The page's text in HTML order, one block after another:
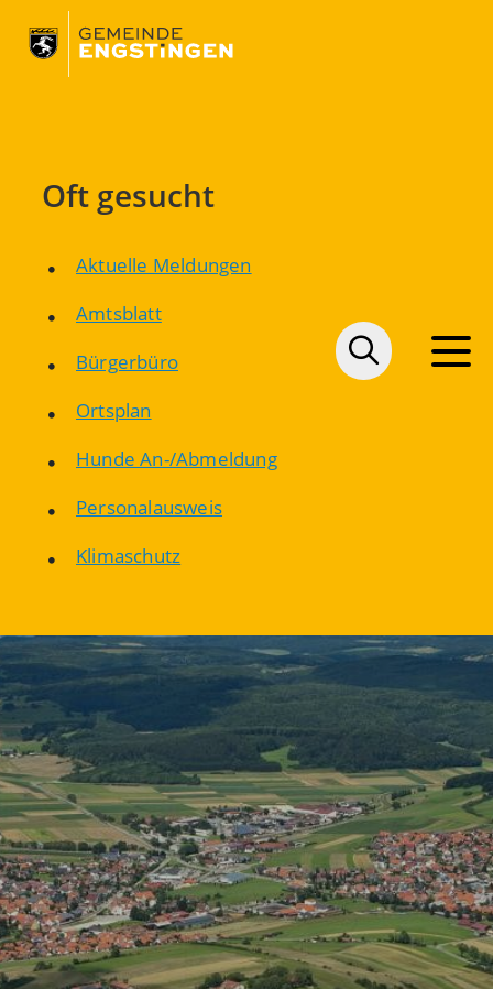
Oft gesucht
Aktuelle Meldungen
Amtsblatt
Bürgerbüro
Ortsplan
Hunde An-/Abmeldung
Personalausweis
Klimaschutz